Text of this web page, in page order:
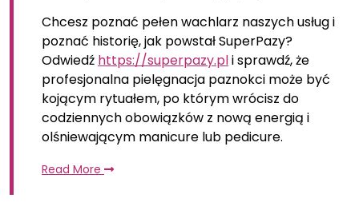
Chcesz poznać pełen wachlarz naszych usług i
poznać historię, jak powstał SuperPazy?
Odwiedź https://superpazy.pli sprawdź, że
profesjonalna pielęgnacja paznokci może być
kojącym rytuałem, po którym wrócisz do
codziennych obowiązków z nową energią i
olśniewającym manicure lub pedicure.
Read More